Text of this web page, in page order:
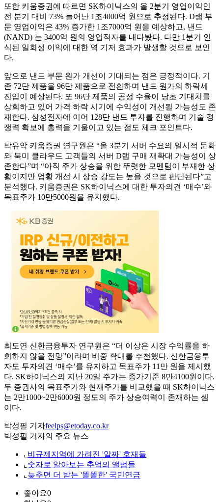
또한 키움증권에 따르면 SK하이닉스의 올 2분기 영업이익인
전 분기 대비 73% 늘어난 1조4000억 원으로 추정된다. D램 부
문 영업이익은 43% 증가한 1조7000억 원을 예상하고, 낸드
(NAND) 는 3400억 원의 영업적자를 내다봤다. 다만 1분기 인
식된 일회성 이익에 대한 역 기저 효과가 발생할 것으로 보인
다.
앞으로 낸드 부문 원가 개선이 기대되는 점은 긍정적이다. 기
존 72단 제품을 96단 제품으로 전환하며 낸드 원가의 하락세
진입이 예상된다. 또 96단 제품의 공정 수율이 당초 기대치를
상회하고 있어 가격 하락 시기에 수익성이 개선될 가능성도 존
재한다. 삼성전자에 이어 128단 낸드 투자를 진행하며 기술 경
쟁력 확보에 총력을 기울이고 있는 점도 체크 포인트다.
박유악 키움증권 연구원은 “올 3분기 서버 수요의 일시적 둔화
와 북미 클라우드 고객들의 서버 D랩 구매 재확대 가능성이 상
존한다”며 “아직 주가 상승을 위한 뚜렷한 모멘텀이 부재한 상
황이지만 업황 개선 시 상승 강도는 높을 것으로 판단된다”고
분석했다. 키움증권은 SK하이닉스에 대한 투자의견 ‘매수’와
목표주가 10만5000원을 유지했다.
최도연 신한금융투자 연구원은 “더 이상은 시장 수익률을 하
회하지 않을 전망”이라며 비중 확대를 추천했다. 신한금융투
자도 투자의견 ‘매수’를 유지하고 목표주가 11만 원을 제시했
다. SK하이닉스의 지난 20일 주가는 종가기준 8만4100원이다.
두 증권사의 목표주가와 현재주가를 비교했을 때 SK하이닉스
는 2만1000~2만6000원 정도의 주가 상승여력이 존재하는 셈
이다.
박성필 기자feelps@etoday.co.kr
박성필 기자의 주요 뉴스
⌞ 비규제지역에 가려진 '알짜' 호재들
⌞ 숫자로 알아보는 추억의 앨범들
⌞ 늦추면 더 받는 '똘똘한' 국민연금
좋아요0